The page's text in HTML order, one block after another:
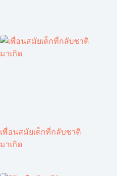
เพื่อนสมัยเด็กที่กลับชาติ
มาเกิด